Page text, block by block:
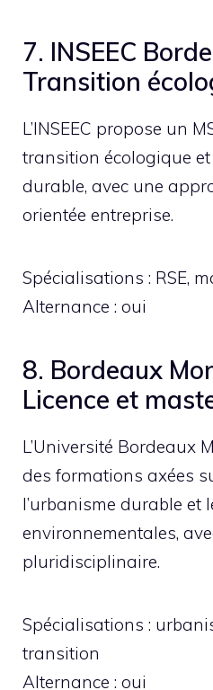
7. INSEEC
Transition
L’INSEEC propose un
transition écologique
durable, avec une
orientée entreprise.
Spécialisations : RSE,
Alternance : oui
8. Bordeaux
Licence et
L’Université Bordeaux
des formations axées
l’urbanisme durable et
environnementales,
pluridisciplinaire.
Spécialisations :
transition
Alternance : oui